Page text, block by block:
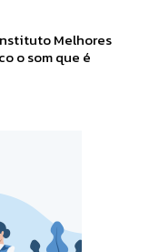
Melhores
o som que é